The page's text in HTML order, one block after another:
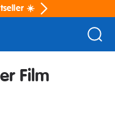
☀️
Film